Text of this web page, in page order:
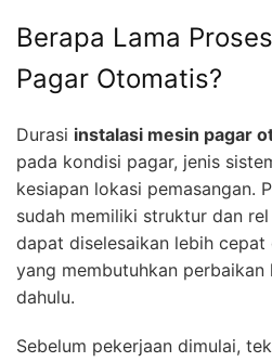
Berapa Lama
Pagar Otomatis?
Durasi instalasi mesin pagar
pada kondisi pagar, jenis
kesiapan lokasi pemasangan.
sudah memiliki struktur dan
dapat diselesaikan lebih
yang membutuhkan
dahulu.
Sebelum pekerjaan dimulai,